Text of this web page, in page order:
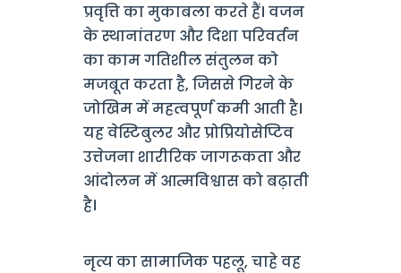
प्रवृत्ति का मुकाबला करते हैं। वजन
के स्थानांतरण और दिशा परिवर्तन
का काम गतिशील संतुलन को
मजबूत करता है, जिससे गिरने के
जोखिम में महत्वपूर्ण कमी आती है।
यह वेस्टिबुलर और प्रोप्रियोसेप्टिव
उत्तेजना शारीरिक जागरूकता और
आंदोलन में आत्मविश्वास को बढ़ाती
है।
नृत्य का सामाजिक पहलू, चाहे वह